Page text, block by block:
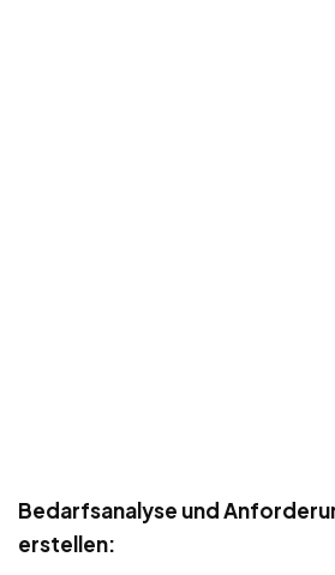
Bedarfsanalyse und
erstellen: